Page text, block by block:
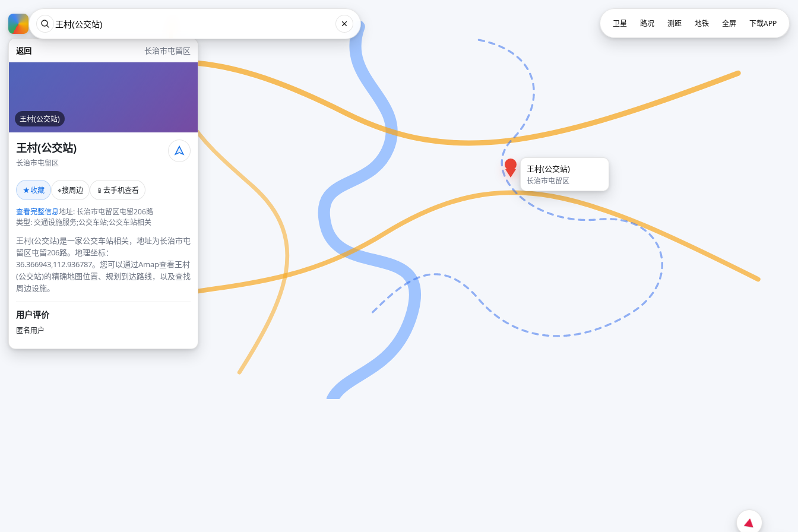
返回 长治市屯留区
王村(公交站)
王村(公交站)
长治市屯留区
★收藏 ⌖搜周边 📱 去手机查看
查看完整信息地址: 长治市屯留区屯留206路
类型: 交通设施服务;公交车站;公交车站相关
王村(公交站)是一家公交车站相关，地址为长治市屯
留区屯留206路。地理坐标：
36.366943,112.936787。您可以通过Amap查看王村
(公交站)的精确地图位置、规划到达路线，以及查找
周边设施。
用户评价
匿名用户
王村(公交站)
长治市屯留区
卫星 路况 测距 地铁 全屏 下载APP